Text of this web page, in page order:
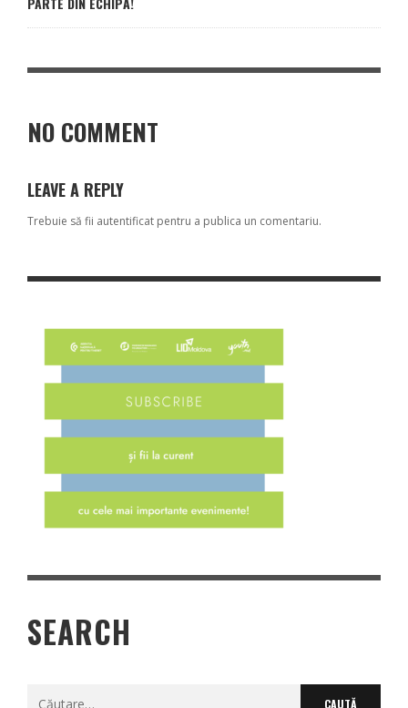
NO COMMENT
LEAVE A REPLY
Trebuie să fii autentificat pentru a publica un comentariu.
SEARCH
Caută